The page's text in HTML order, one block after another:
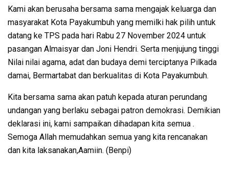
Kami akan berusaha bersama sama mengajak keluarga dan
masyarakat Kota Payakumbuh yang memilki hak pilih untuk
datang ke TPS pada hari Rabu 27 November 2024 untuk
pasangan Almaisyar dan Joni Hendri. Serta menjujung tinggi
Nilai nilai agama, adat dan budaya demi terciptanya Pilkada
damai, Bermartabat dan berkualitas di Kota Payakumbuh.
Kita bersama sama akan patuh kepada aturan perundang
undangan yang berlaku sebagai patron demokrasi. Demikian
deklarasi ini, kami sampaikan dihadapan kita semua .
Semoga Allah memudahkan semua yang kita rencanakan
dan kita laksanakan,Aamiin. (Benpi)